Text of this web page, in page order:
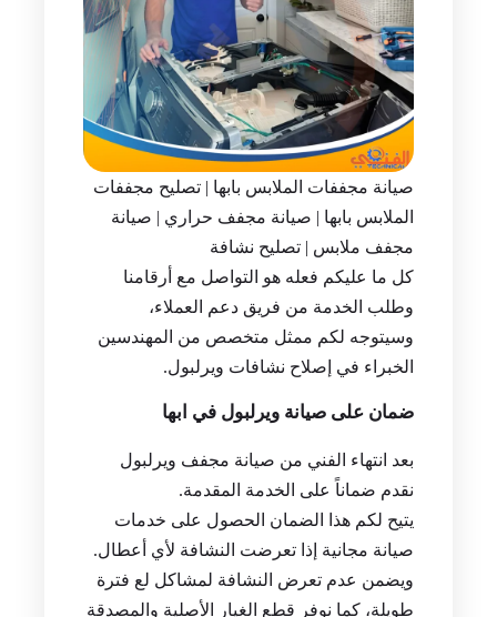
صيانة مجففات الملابس بابها | تصليح مجففات
الملابس بابها | صيانة مجفف حراري | صيانة
مجفف ملابس | تصليح نشافة
كل ما عليكم فعله هو التواصل مع أرقامنا
وطلب الخدمة من فريق دعم العملاء،
وسيتوجه لكم ممثل متخصص من المهندسين
الخبراء في إصلاح نشافات ويرلبول.
ضمان على صيانة ويرلبول في ابها
بعد انتهاء الفني من صيانة مجفف ويرلبول
نقدم ضماناً على الخدمة المقدمة.
يتيح لكم هذا الضمان الحصول على خدمات
صيانة مجانية إذا تعرضت النشافة لأي أعطال.
ويضمن عدم تعرض النشافة لمشاكل لع فترة
طويلة، كما نوفر قطع الغيار الأصلية والمصدقة